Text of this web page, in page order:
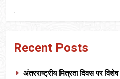
Recent Posts
अंतरराष्ट्रीय मित्रता दिवस पर